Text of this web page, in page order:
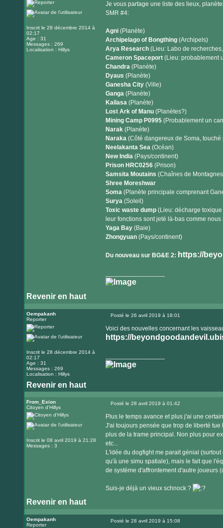
Inscrit le 28 décembre 2014 à
02:17
Age : 31
Messages : 269
Localisation : Hillys
Je vous partage une liste des lieux,
SMR #4:
Agni(Planète)
Archipelago of Bongthing(Archipels)
Arya Research (Lieu: Labo de
Cameron Spaceport(Lieu: probablement
Chandra(Planète)
Dyaus (Planète)
Ganesha City(Ville)
Ganga(Planète)
Kailasa(Planète)
Lost Ark of Manu(Planètes?)
Mining Camp P0995(Probablement un
Narak(Planète)
Naraka(Côté dangereux de Soma, touché
Neelakanta Sea(Océan)
New India(Pays/continent)
Prison HRC0256(Prison)
Samsita Moutains (Chaînes de
Shree Moreshwar
Soma(Planète principale comprenant
Surya(Soleil)
Toxic waste dump(Lieu: décharge toxique
leur fonctions sont jeté là-bas comme
Yaga Bay(Baie)
Zhongyuan(Pays/continent)
Du nouveau sur BG&E 2: https://
Revenir en haut
Oempakanh
Reporter
Inscrit le 28 décembre 2014 à
02:17
Age : 31
Messages : 269
Localisation : Hillys
Posté le 26 avril 2019 à 18:01
Voici des nouvelles concernant les
https://
Revenir en haut
From_Exion
Citoyen d'Hillys
Inscrit le 08 avril 2019 à 21:28
Messages : 3
Posté le 28 avril 2019 à 01:42
Plus le temps avance et plus j'ai une
J'ai toujours pensée que trop de liberté
plus de la trame principal. Non plus pour
etc...
L'idée du dogfight me parait génial
qu'à une simu spatiale), mais le fait que
de système d'affrontement d'autre joueurs
Suis-je déjà un vieux schnock ?
Revenir en haut
Oempakanh
Reporter
Posté le 28 avril 2019 à 15:08